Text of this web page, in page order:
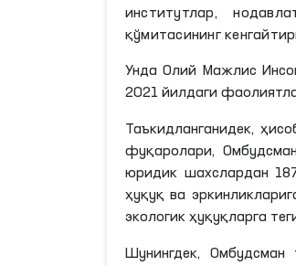
институтлар,
қўмитасининг
Унда Олий Мажлис
2021 йилдаги
Таъкидланганидек,
фуқаролари,
юридик шахслардан
ҳуқуқ ва
экологик ҳуқуқларга
Шунингдек,